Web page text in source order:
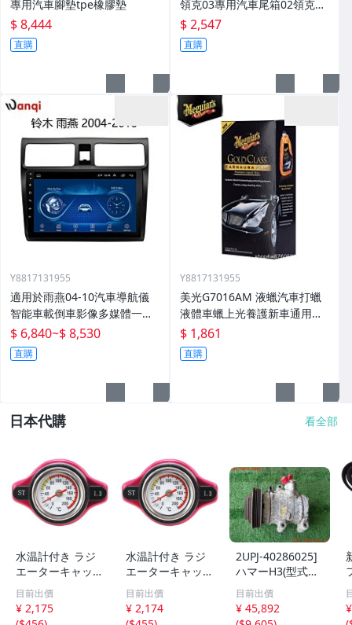
專用汽車腳墊tpe橡膠墊
$ 8,444
直購
領克03專用汽車尾箱02領克03
腳墊
$ 2,547
直購
Y8817131955
適用於雨燕04-10汽車導航儀
智能車載倒車影像多媒體一體
機
$ 6,840~$ 8,530
直購
Y8817131955
美光G7016AM 液蠟汽車打蠟
液體車蠟上光養護新車通用棕
櫚蠟
$ 1,861
直購
日本代購 看全部
水温計付き ラジ
エーターキャップ
開弁圧1.3k Bタイ
プ トヨタ/日産/ス
ズキ/スバル/マツ
目前出價
¥ 2,175
水温計付き ラジ
エーターキャップ
開弁圧1.3k Bタイ
プ トヨタ/日産/ス
ズキ/スバル/マツ
目前出價
¥ 2,174
2UPJ-40286025]
ハマーH3(型式不
明)エアコンコン
プレッサー 中古
目前出價
¥ 45,892